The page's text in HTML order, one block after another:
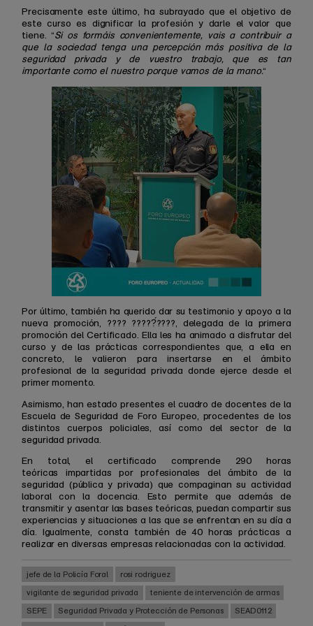
Precisamente este último, ha subrayado que el objetivo de
este curso es dignificar la profesión y darle el valor que
tiene. “Si os formáis convenientemente, vais a contribuir a
que la sociedad tenga una percepción más positiva de la
seguridad privada y de vuestro trabajo, que es tan
importante como el nuestro porque vamos de la mano.“
Por último, también ha querido dar su testimonio y apoyo a la
nueva promoción, ???? ?????́????, delegada de la primera
promoción del Certificado. Ella les ha animado a disfrutar del
curso y de las prácticas correspondientes que, a ella en
concreto, le valieron para insertarse en el ámbito
profesional de la seguridad privada donde ejerce desde el
primer momento.
Asimismo, han estado presentes el cuadro de docentes de la
Escuela de Seguridad de Foro Europeo, procedentes de los
distintos cuerpos policiales, así como del sector de la
seguridad privada.
En total, el certificado comprende 290 horas
teóricas impartidas por profesionales del ámbito de la
seguridad (pública y privada) que compaginan su actividad
laboral con la docencia. Esto permite que además de
transmitir y asentar las bases teóricas, puedan compartir sus
experiencias y situaciones a las que se enfrentan en su día a
día. Igualmente, consta también de 40 horas prácticas a
realizar en diversas empresas relacionadas con la actividad.
jefe de la Policía Foral
rosi rodriguez
vigilante de seguridad privada
teniente de intervención de armas
SEPE
Seguridad Privada y Protección de Personas
SEAD0112